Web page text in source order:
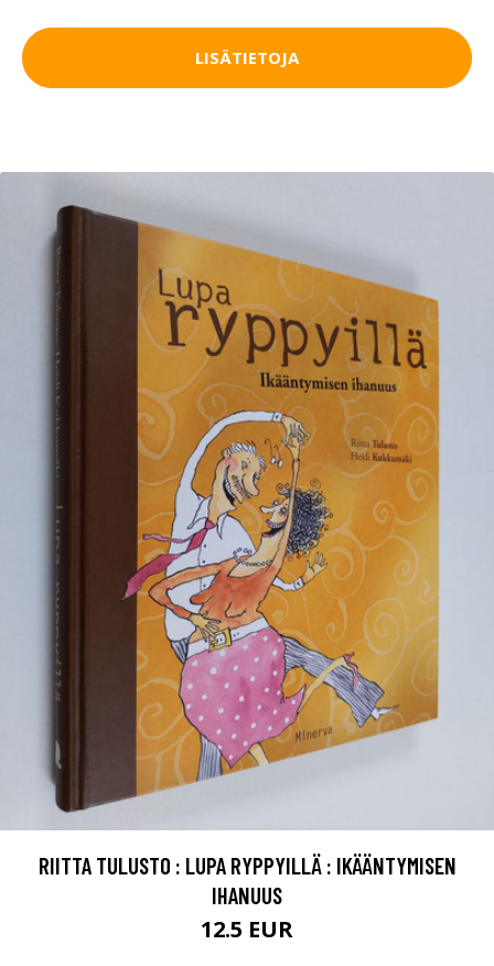
LISÄTIETOJA
RIITTA TULUSTO : LUPA RYPPYILLÄ : IKÄÄNTYMISEN
IHANUUS
12.5 EUR